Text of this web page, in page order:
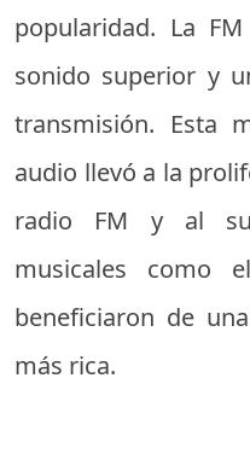
popularidad. La
sonido superior y
transmisión. Esta
audio llevó a la
radio FM y al
musicales como
beneficiaron de
más rica.